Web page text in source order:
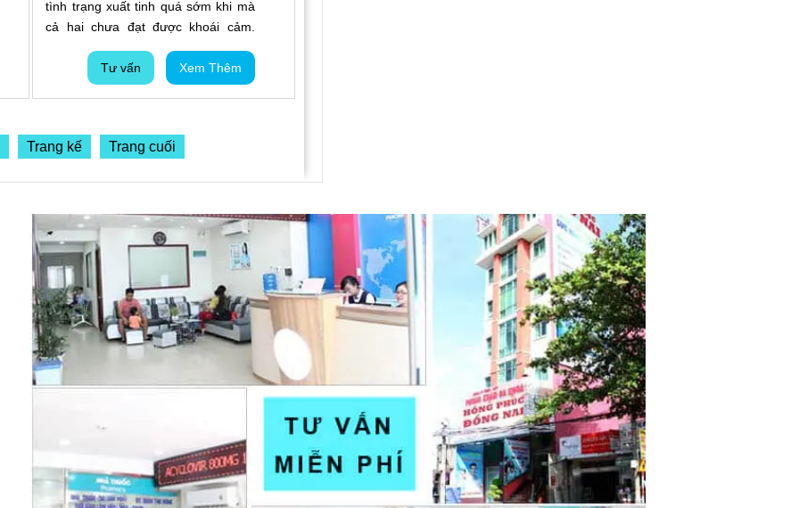
tình trạng xuất tinh quá sớm khi mà
cả hai chưa đạt được khoái cảm.
Vấn đề này ảnh hưởng lớn đến đời
sống sinh hoạt cũng như ham muốn
tình dục của cả hai. Hầu hết chị em
vậy, đây là lí do vì sao các quý ông
được mình có bị xuất tinh sớm hay
không, thời gian quan hệ bao lâu gọi
là xuất tinh sớm... Đó là vấn đề mà
không phải ai cũng có thế biết và là
thắc mắc của nhiều nam giới.
Tư vấn Xem Thêm
Trang kế Trang cuối